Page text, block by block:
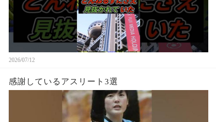
2026/07/12
感謝しているアスリート3選